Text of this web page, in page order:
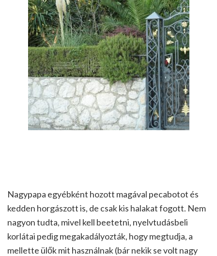
Nagypapa egyébként hozott magával pecabotot és
kedden horgászott is, de csak kis halakat fogott. Nem
nagyon tudta, mivel kell beetetni, nyelvtudásbeli
korlátai pedig megakadályozták, hogy megtudja, a
mellette ülők mit használnak (bár nekik se volt nagy